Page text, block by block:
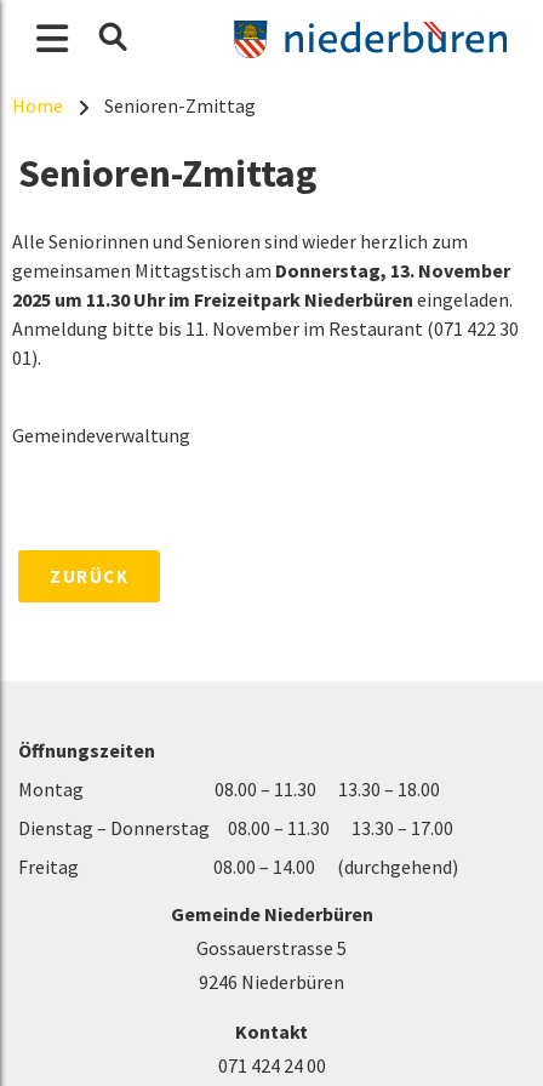
Home Senioren-Zmittag
Senioren-Zmittag
Alle Seniorinnen und Senioren sind wieder herzlich zum
gemeinsamen Mittagstisch am Donnerstag, 13. November
2025 um 11.30 Uhr im Freizeitpark Niederbüren eingeladen.
Anmeldung bitte bis 11. November im Restaurant (071 422 30
01).
Gemeindeverwaltung
ZURÜCK
Öffnungszeiten
Montag 08.00 – 11.30 13.30 – 18.00
Dienstag – Donnerstag 08.00 – 11.30 13.30 – 17.00
Freitag 08.00 – 14.00 (durchgehend)
Gemeinde Niederbüren
Gossauerstrasse 5
9246 Niederbüren
Kontakt
071 424 24 00